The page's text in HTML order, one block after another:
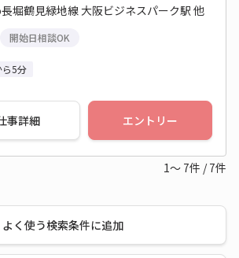
堀鶴見緑地線 大阪ビジネスパーク駅 他
開始日相談OK
ら5分
事詳細 エントリー
1～ 7件 / 7件
よく使う検索条件に追加